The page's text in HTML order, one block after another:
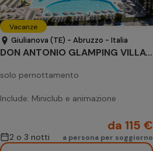
Vacanze
Giulianova (TE) - Abruzzo - Italia
DON ANTONIO GLAMPING VILLAGE
solo pernottamento
Include: Miniclub e animazione
2 o 3 notti
da 115 €
a persona per soggiorno